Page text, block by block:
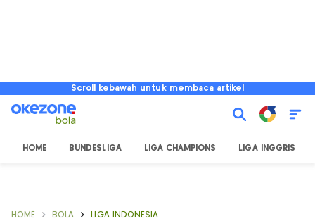
Scroll kebawah untuk membaca artikel
HOME BUNDESLIGA LIGA CHAMPIONS LIGA INGGRIS
HOME BOLA LIGA INDONESIA